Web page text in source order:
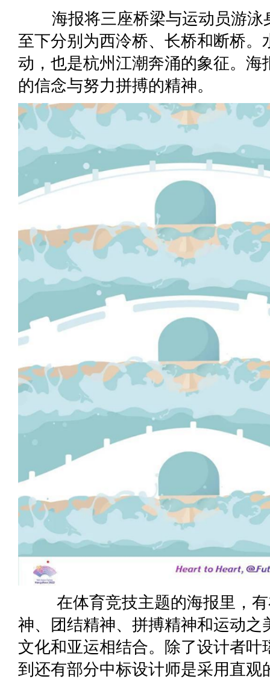
海报将三座桥梁与运动员游泳
至下分别为西泠桥、长桥和断桥。
动，也是杭州江潮奔涌的象征。
的信念与努力拼搏的精神。
在体育竞技主题的海报里，有
神、团结精神、拼搏精神和运动
文化和亚运相结合。除了设计者
到还有部分中标设计师是采用直